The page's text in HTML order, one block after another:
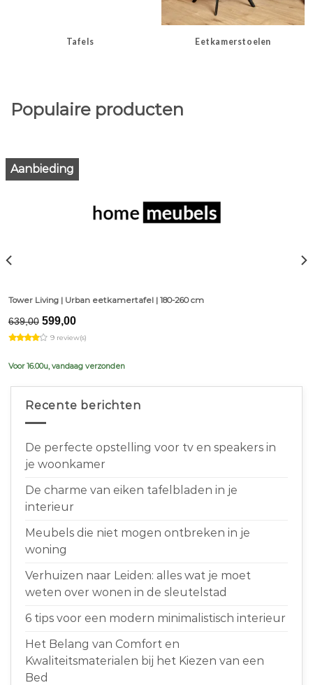
Tafels Eetkamerstoelen
Populaire producten
Aanbieding
Tower Living | Urban eetkamertafel | 180-260 cm
639,00 Original
price
was:
599,00Current
is:
9 review(s)
Voor 16.00u, vandaag verzonden
Recente berichten
De perfecte opstelling voor tv en speakers in
je woonkamer
De charme van eiken tafelbladen in je
interieur
Meubels die niet mogen ontbreken in je
woning
Verhuizen naar Leiden: alles wat je moet
weten over wonen in de sleutelstad
6 tips voor een modern minimalistisch interieur
Het Belang van Comfort en
Kwaliteitsmaterialen bij het Kiezen van een
Bed